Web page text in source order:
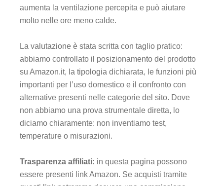
aumenta la ventilazione percepita e può aiutare
molto nelle ore meno calde.
La valutazione è stata scritta con taglio pratico:
abbiamo controllato il posizionamento del prodotto
su Amazon.it, la tipologia dichiarata, le funzioni più
importanti per l’uso domestico e il confronto con
alternative presenti nelle categorie del sito. Dove
non abbiamo una prova strumentale diretta, lo
diciamo chiaramente: non inventiamo test,
temperature o misurazioni.
Trasparenza affiliati: in questa pagina possono
essere presenti link Amazon. Se acquisti tramite